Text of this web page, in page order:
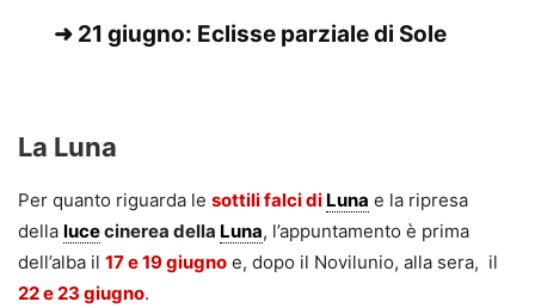
➜ 21 giugno: Eclisse parziale di Sole
La Luna
Per quanto riguarda le sottili falci di Luna e la ripresa
della lucecinerea della Luna, l’appuntamento è prima
dell’alba il 17 e 19 giugno e, dopo il Novilunio, alla sera, il
22 e 23 giugno.